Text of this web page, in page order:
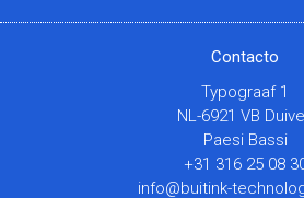
Contacto
Typograaf 1
NL-6921 VB
Paesi Bassi
+31 316 25 08
info@buitink-